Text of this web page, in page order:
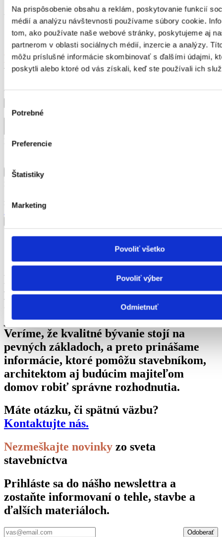
Na prispôsobenie obsahu a reklám, poskytovanie funkcií
médií a analýzu návštevnosti používame súbory cookie.
tom, ako používate naše webové stránky, poskytujeme aj
partnerom v oblasti sociálnych médií, inzercie a analýzy.
môžu príslušné informácie skombinovať s ďalšími údajmi,
poskytli alebo ktoré od vás získali, keď ste používali ich
súhlasu
Potrebné
Preferencie
Štatistiky
Marketing
Povoliť všetko
Povoliť výber
Odmietnuť
Robert
Michalovce
Načítať viac...
POŠLITE NÁM
VAŠU SKÚSENOSŤ
Vaše meno
Správa
Nahrať súbory
Maximum file size: 256 MB
mojich osobných údajov a zverejnením mojej skúsenosti v súlade so
Zásadami spracúvania osobných údajov
Sme projekt, ktorý vznikol z potreby
hovoriť otvorene o tom, čo tehla skutočne
prináša do stavby a bývania. Naším
cieľom je podať fakty bez príkras,
jednoducho, zrozumiteľne a priamo.
Veríme, že kvalitné bývanie stojí na
pevných základoch, a preto prinášame
informácie, ktoré pomôžu stavebníkom,
architektom aj budúcim majiteľom
domov robiť správne rozhodnutia.
Máte otázku, či spätnú väzbu?
Kontaktujte nás.
Nezmeškajte novinky zo sveta
stavebníctva
Prihláste sa do nášho newslettra a
zostaňte informovaní o tehle, stavbe a
ďalších materiáloch.
Odoberať